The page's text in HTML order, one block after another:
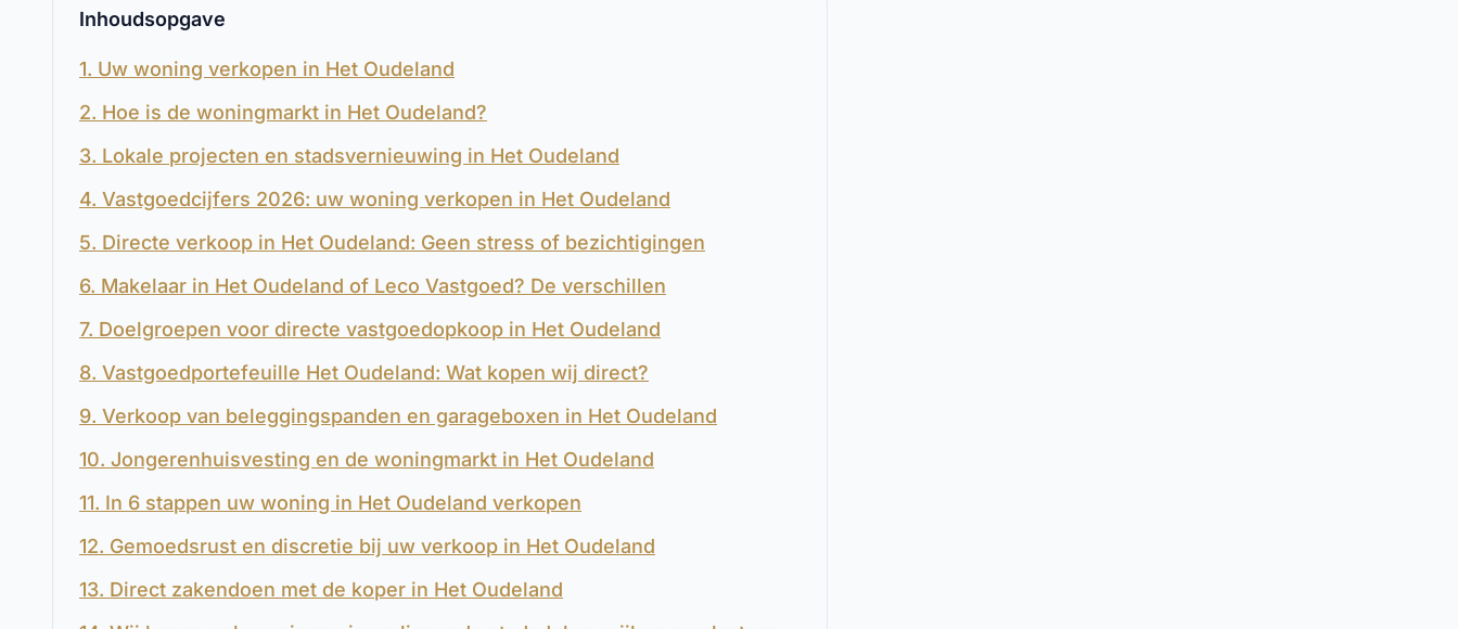
Inhoudsopgave
1. Uw woning verkopen in Het Oudeland
2. Hoe is de woningmarkt in Het Oudeland?
3. Lokale projecten en stadsvernieuwing in Het Oudeland
4. Vastgoedcijfers 2026: uw woning verkopen in Het Oudeland
5. Directe verkoop in Het Oudeland: Geen stress of bezichtigingen
6. Makelaar in Het Oudeland of Leco Vastgoed? De verschillen
7. Doelgroepen voor directe vastgoedopkoop in Het Oudeland
8. Vastgoedportefeuille Het Oudeland: Wat kopen wij direct?
9. Verkoop van beleggingspanden en garageboxen in Het Oudeland
10. Jongerenhuisvesting en de woningmarkt in Het Oudeland
11. In 6 stappen uw woning in Het Oudeland verkopen
12. Gemoedsrust en discretie bij uw verkoop in Het Oudeland
13. Direct zakendoen met de koper in Het Oudeland